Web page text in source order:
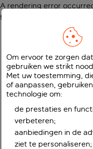
A rendering error
function
Om ervoor te zorgen
gebruiken we strikt
Met uw toestemming,
of aanpassen,
technologie om:
de prestaties en
verbeteren;
aanbiedingen in de
ziet te personaliseren;